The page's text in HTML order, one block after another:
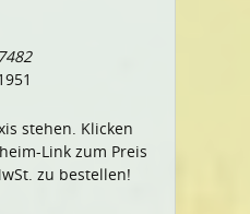
stehen. Klicken
Link zum Preis
zu bestellen!